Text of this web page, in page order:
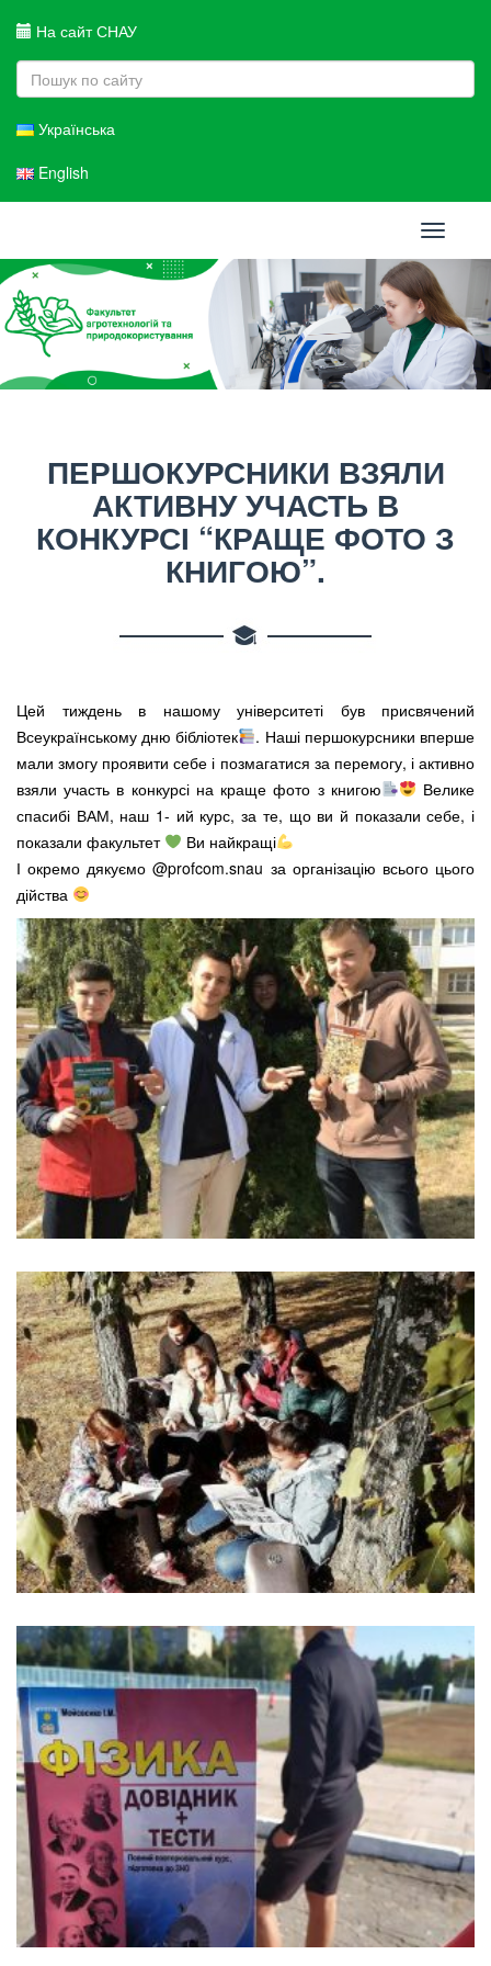
На сайт СНАУ
Українська
English
Toggle
ПЕРШОКУРСНИКИ ВЗЯЛИ
АКТИВНУ УЧАСТЬ В
КОНКУРСІ “КРАЩЕ ФОТО З
КНИГОЮ”.
Цей тиждень в нашому університеті був присвячений
Всеукраїнському дню бібліотек
. Наші першокурсники вперше
мали змогу проявити себе і позмагатися за перемогу, і активно
взяли участь в конкурсі на краще фото з книгою
Велике
спасибі ВАМ, наш 1- ий курс, за те, що ви й показали себе, і
показали факультет
Ви найкращі
І окремо дякуємо @profcom.snau за організацію всього цього
дійства